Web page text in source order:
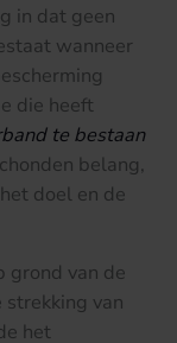
in dat geen
wanneer
die heeft
te bestaan
belang,
doel en de
grond van de
van
het